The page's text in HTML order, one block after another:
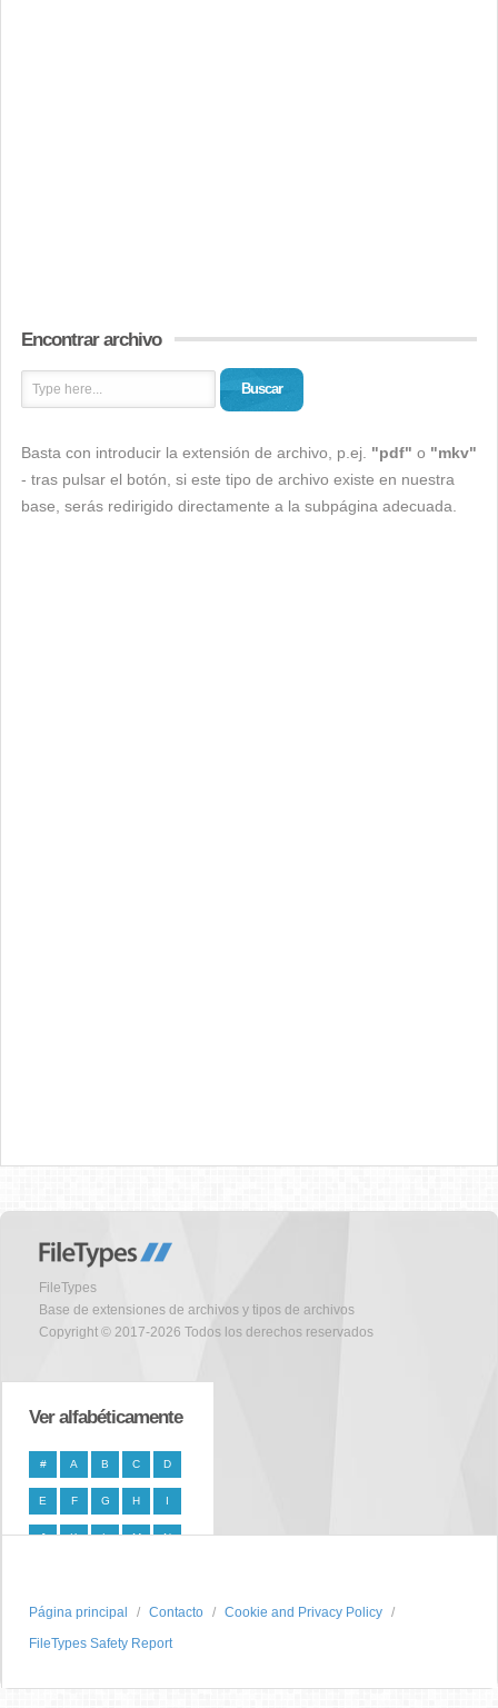
Encontrar archivo
Buscar
Basta con introducir la extensión de archivo, p.ej. "pdf" o "mkv"
- tras pulsar el botón, si este tipo de archivo existe en nuestra
base, serás redirigido directamente a la subpágina adecuada.
FileTypes
Base de extensiones de archivos y tipos de archivos
Copyright © 2017-2026 Todos los derechos reservados
Ver alfabéticamente
# A B C D
E F G H I
J K L M N
T U V W X
Y Z
Página principal Contacto
Cookie and Privacy Policy
FileTypes Safety Report